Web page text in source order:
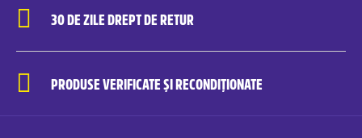
30 DE ZILE DREPT DE RETUR
PRODUSE VERIFICATE ȘI RECONDIȚIONATE